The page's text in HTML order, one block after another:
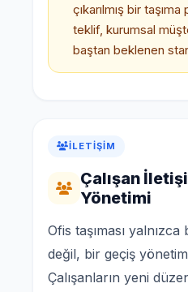
çıkarılmış bir
teklif, kurumsal
baştan beklenen
İLETIŞIM
Çalışan
Yönetimi
Ofis taşıması
değil, bir geçiş
Çalışanların yeni